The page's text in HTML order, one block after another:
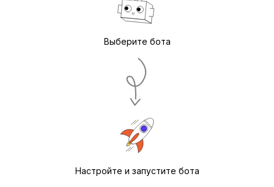
Выберите бота
Настройте и запустите бота